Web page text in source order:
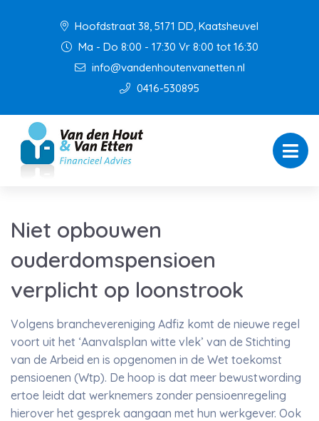
Hoofdstraat 38, 5171 DD, Kaatsheuvel
Ma - Do 8:00 - 17:30 Vr 8:00 tot 16:30
info@vandenhoutenvanetten.nl
0416-530895
Niet opbouwen
ouderdomspensioen
verplicht op loonstrook
Volgens branchevereniging Adfiz komt de nieuwe regel
voort uit het ‘Aanvalsplan witte vlek’ van de Stichting
van de Arbeid en is opgenomen in de Wet toekomst
pensioenen (Wtp). De hoop is dat meer bewustwording
ertoe leidt dat werknemers zonder pensioenregeling
hierover het gesprek aangaan met hun werkgever. Ook